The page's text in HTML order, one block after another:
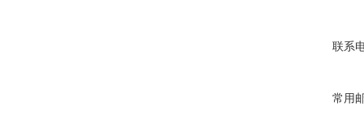
联系
常用